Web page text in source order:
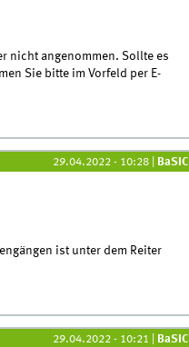
nicht angenommen. Sollte es
Sie bitte im Vorfeld per E-
29.04.2022 - 10:28 BaSIC
ist unter dem Reiter
29.04.2022 - 10:21 BaSIC